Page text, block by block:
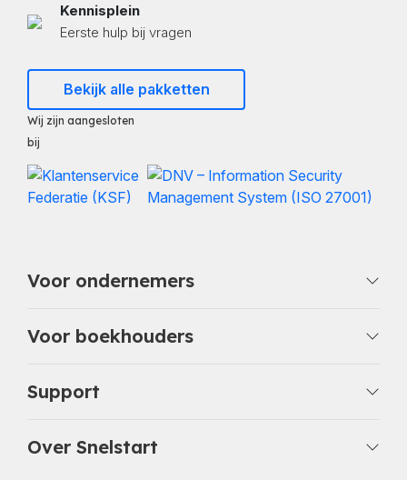
Kennisplein
Eerste hulp bij vragen
Bekijk alle pakketten
Wij zijn aangesloten
bij
Voor ondernemers
Voor boekhouders
Support
Over Snelstart